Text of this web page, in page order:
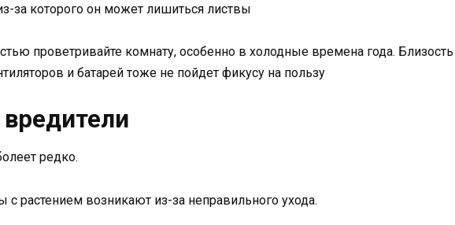
за которого он может лишиться листвы
проветривайте комнату, особенно в холодные времена года. Близость
и батарей тоже не пойдет фикусу на пользу
редко.
растением возникают из-за неправильного ухода.